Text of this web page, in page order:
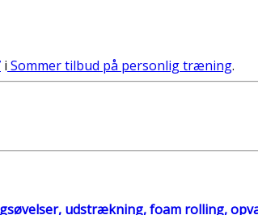
i Sommer tilbud på personlig træning.
udstrækning, foam rolling,